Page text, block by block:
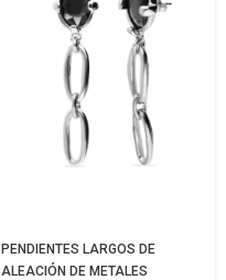
PENDIENTES LARGOS DE
ALEACIÓN DE METALES